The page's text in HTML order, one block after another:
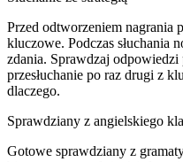
Przed odtworzeniem nagrania
kluczowe. Podczas słuchania
zdania. Sprawdzaj
przesłuchanie po raz drugi z
dlaczego.
Sprawdziany z angielskiego
Gotowe sprawdziany z